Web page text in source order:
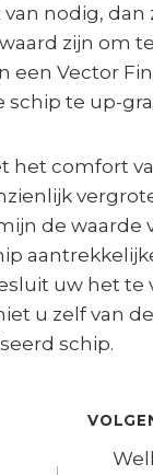
nodig, dan
zijn om
een Vector
schip te up-
het comfort
de waarde
uw het te
u zelf van
schip.